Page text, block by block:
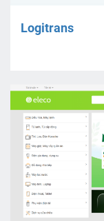
Logitrans